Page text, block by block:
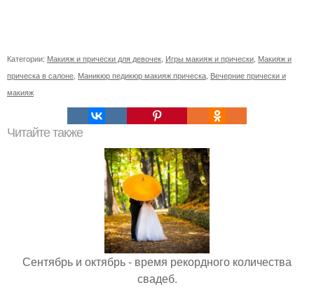
Категории: Макияж и прически для девочек Игры макияж и прически Макияж и
прическа в салоне Маникюр педикюр макияж прическа Вечерние прически и
макияж
Читайте также
Сентябрь и октябрь - время рекордного количества
свадеб.